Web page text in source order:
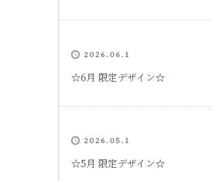
2026.06.1
☆6月 限定デザイン☆
2026.05.1
☆5月 限定デザイン☆